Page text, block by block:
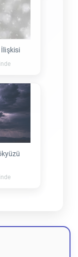
İlişkisi